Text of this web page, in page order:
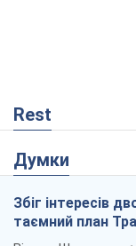
Rest
Думки
Збіг інтересів
таємний план